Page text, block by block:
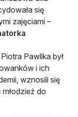
się
zajęciami –
Pawlika był
i ich
wznosili się
do